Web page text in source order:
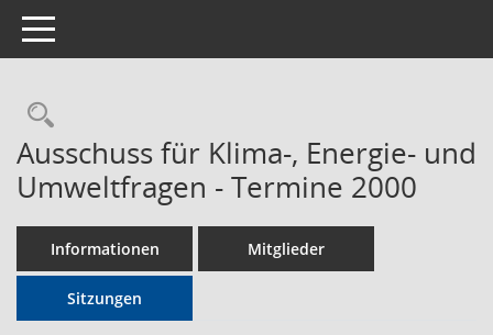
Toggle navigation
Rechercheauswahl
Ausschuss für Klima-, Energie- und
Umweltfragen - Termine 2000
Informationen Mitglieder
Sitzungen